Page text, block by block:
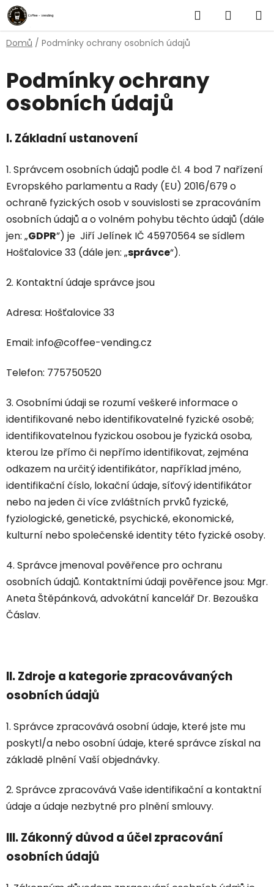
Přejít
na
obsah
Hledat
KOŠÍK
Domů / Podmínky ochrany osobních údajů
Podmínky ochrany
osobních údajů
I.Základní ustanovení
1. Správcem osobních údajů podle čl. 4 bod 7 nařízení
Evropského parlamentu a Rady (EU) 2016/679 o
ochraně fyzických osob v souvislosti se zpracováním
osobních údajů a o volném pohybu těchto údajů (dále
jen: „GDPR”) je Jiří Jelínek IČ 45970564 se sídlem
Hošťalovice 33 (dále jen: „správce“).
2. Kontaktní údaje správce jsou
Adresa: Hošťalovice 33
Email: info@coffee-vending.cz
Telefon: 775750520
3. Osobními údaji se rozumí veškeré informace o
identifikované nebo identifikovatelné fyzické osobě;
identifikovatelnou fyzickou osobou je fyzická osoba,
kterou lze přímo či nepřímo identifikovat, zejména
odkazem na určitý identifikátor, například jméno,
identifikační číslo, lokační údaje, síťový identifikátor
nebo na jeden či více zvláštních prvků fyzické,
fyziologické, genetické, psychické, ekonomické,
kulturní nebo společenské identity této fyzické osoby.
4. Správce jmenoval pověřence pro ochranu
osobních údajů. Kontaktními údaji pověřence jsou: Mgr.
Aneta Štěpánková, advokátní kancelář Dr. Bezouška
Čáslav.
II.Zdroje a kategorie zpracovávaných
osobních údajů
1. Správce zpracovává osobní údaje, které jste mu
poskytl/a nebo osobní údaje, které správce získal na
základě plnění Vaší objednávky.
2. Správce zpracovává Vaše identifikační a kontaktní
údaje a údaje nezbytné pro plnění smlouvy.
III.Zákonný důvod a účel zpracování
osobních údajů